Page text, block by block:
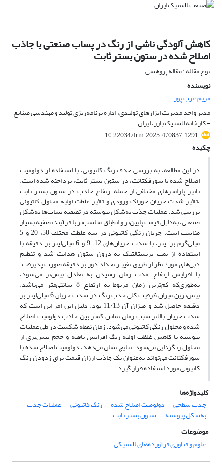
کاهش آلودگی ناشی از رنگ در پساب صنعتی با جاذب
اصلاح شده در ستون بستر ثابت
نوع مقاله : مقاله پژوهشی
نویسنده
مریم عرب پور
مدیر واحد مدیریت ابزارهای تولیدی، اداره برنامه‌ریزی تولید و مهندسی صنایع
- کارخانه لاستیک بارز، ایران
10.22034/irm.2025.470837.1291
چکیده
در این مطالعه، به ‌بررسی حذف رنگ کاتیونی، با استفاده از دولومیت
اصلاح شده با سورفکتانت، در ستون بستر ثابت، پرداخته شده است.
تاثیر پارامترهای مختلفی از جمله ارتفاع جاذب در ستون بستر ثابت
،تاثیر شدت جریان خوراک ورودی و تاثیر غلظت اولیه محلول کاتیونی
بررسی شد. عملیات جذب به‌شکل پیوسته در تصفیه پساب‌ها به‌شکل
صنعتی، به‌دلیل قیمت پایین‌تر و انطباق مناسب‌تر با فرآیند تصفیه بسیار
مناسب است. جریان رنگی کاتیونی در سه غلظت مختلف 50، 20 و 5
میلی‌گرم بر لیتر، با شدت جریان‌های 12، 9 و 6 میلی‌لیتر بر دقیقه با
استفاده از پمپ پریستالتیک به درون ستون هدایت شد و تنظیم
دبی‌های مورد نظر از طریق تغییـر تعـداد دور بر دقیقه صورت پذیرفت.
با افزایش ارتفاع، مدت زمان رسیدن به تعادل بیش‌تر می‌شود،
به‌طوری‌که کم‌ترین زمان مربوط به ارتفاع 8 سانتی‌متر می‌باشد.
بیش‌ترین میزان ظرفیت کلی جذب رنگ در شدت جریان 6 میلی‌لیتر بر
دقیقه حاصل شد و میزان آن 11/13 بود. دلیل این امر این است که
شدت جریان بالاتر سبب زمان تماس کمتر بین جاذب دولومیت اصلاح
شده و محلول رنگی کاتیونی می‌شود. زمان نقطه شکست در طی عملیات
پیوسته با کاهش غلظت اولیه رنگ افزایش یافته و حجم بیش‌تری از
محلول رنگزدایی می‌شود. نتایج نشان می‌دهد، دولومیت اصلاح شده با
سورفکتانت می‌تواند به‌عنوان یک جاذب ارزان قیمت برای زدودن رنگ
کاتیونی مورد استفاده قرار گیرد.
کلیدواژه‌ها
جذب سطحی
دولومیت اصلاح شده رنگ کاتیونی عملیات جذب
به‌شکل پیوسته
ستون بستر ثابت
موضوعات
علوم و فناوری فرآورده‌های لاستیکی